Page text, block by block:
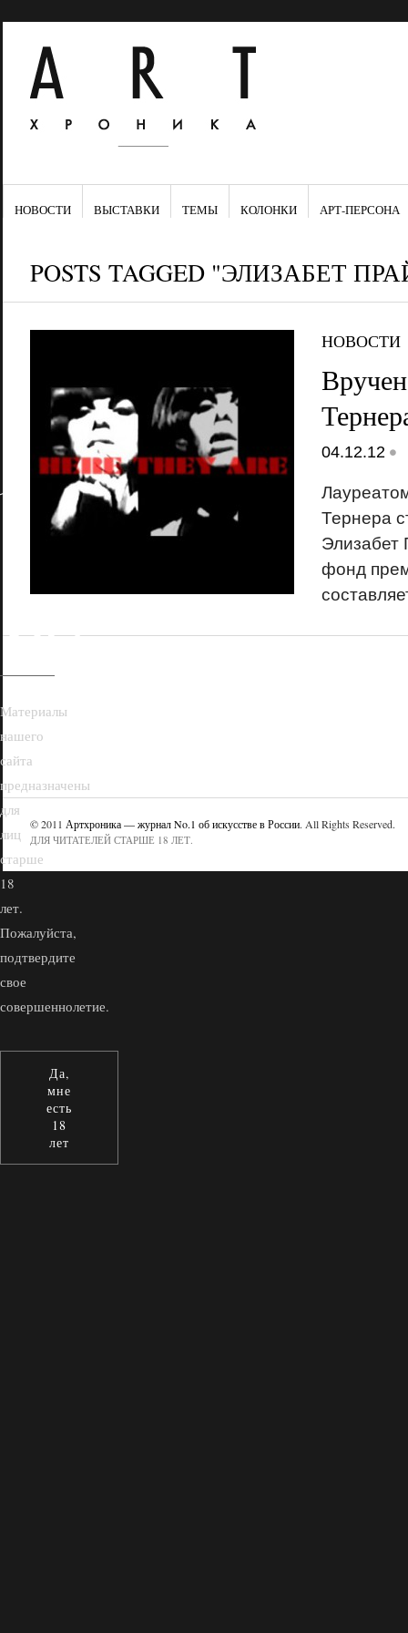
НОВОСТИ ВЫСТАВКИ ТЕМЫ КОЛОНКИ АРТ-ПЕРСОНА
POSTS TAGGED "ЭЛИЗАБЕТ
НОВОСТИ
04.12.12 •
Тернера
Элизабет
фонд
© 2011 Артхроника — журнал No.1 об искусстве в России. All Rights Reserved.
ДЛЯ ЧИТАТЕЛЕЙ СТАРШЕ 18 ЛЕТ.
18+
Материалы
нашего
сайта
предназначены
для
лиц
старше
18
лет.
Пожалуйста,
подтвердите
свое
совершеннолетие.
Да,
мне
есть
18
лет